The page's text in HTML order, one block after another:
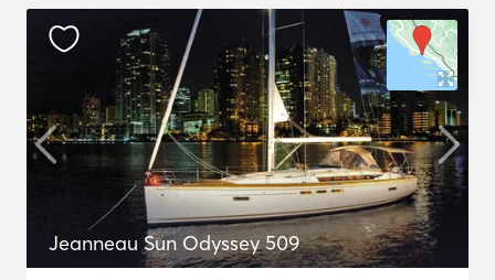
Jeanneau Sun Odyssey 509